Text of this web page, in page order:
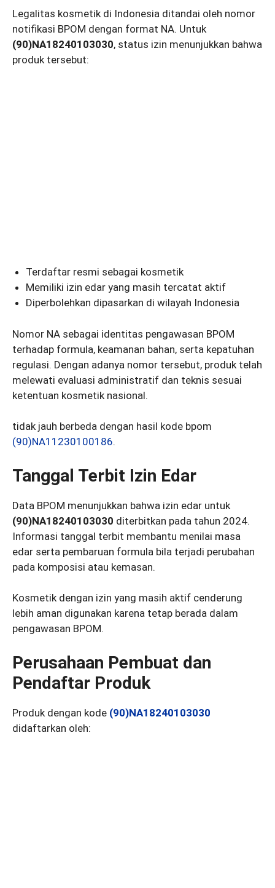
Legalitas kosmetik di Indonesia ditandai oleh nomor
notifikasi BPOM dengan format NA. Untuk
(90)NA18240103030, status izin menunjukkan bahwa
produk tersebut:
Terdaftar resmi sebagai kosmetik
Memiliki izin edar yang masih tercatat aktif
Diperbolehkan dipasarkan di wilayah Indonesia
Nomor NA sebagai identitas pengawasan BPOM
terhadap formula, keamanan bahan, serta kepatuhan
regulasi. Dengan adanya nomor tersebut, produk telah
melewati evaluasi administratif dan teknis sesuai
ketentuan kosmetik nasional.
tidak jauh berbeda dengan hasil kode bpom
(90)NA11230100186.
Tanggal Terbit Izin Edar
Data BPOM menunjukkan bahwa izin edar untuk
(90)NA18240103030 diterbitkan pada tahun 2024.
Informasi tanggal terbit membantu menilai masa
edar serta pembaruan formula bila terjadi perubahan
pada komposisi atau kemasan.
Kosmetik dengan izin yang masih aktif cenderung
lebih aman digunakan karena tetap berada dalam
pengawasan BPOM.
Perusahaan Pembuat dan
Pendaftar Produk
Produk dengan kode (90)NA18240103030
didaftarkan oleh: